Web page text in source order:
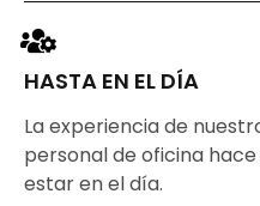
HASTA EN EL DÍA
La experiencia de
personal de oficina
estar en el día.